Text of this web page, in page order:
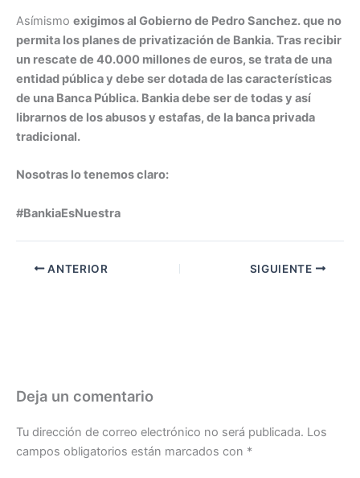
Asímismo exigimos al Gobierno de Pedro Sanchez. que no
permita los planes de privatización de Bankia. Tras recibir
un rescate de 40.000 millones de euros, se trata de una
entidad pública y debe ser dotada de las características
de una Banca Pública. Bankia debe ser de todas y así
librarnos de los abusos y estafas, de la banca privada
tradicional.
Nosotras lo tenemos claro:
#BankiaEsNuestra
ANTERIOR SIGUIENTE
Deja un comentario
Tu dirección de correo electrónico no será publicada. Los
campos obligatorios están marcados con *